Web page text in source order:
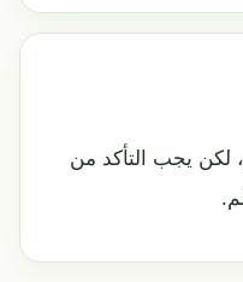
يجب التأكد من